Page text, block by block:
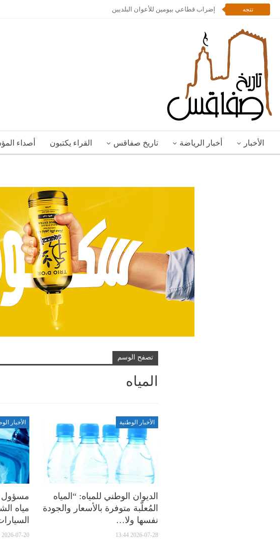
تتجه إضراب قطاعي بيومين للأعوان البلديين
الأخبار أخبار الرياضة تاريخ صفاقس القراء يكتبون أصداء
تصفح الوسم
المياه
الأخبار الوطنية
الديوان الوطني للمياه: “المياه
المُعلّبة متوفرة بالأسعار والجودة
نفسها ولا…
2026-07-28 13:44
الأخبار
مسؤول
مياه
2026-07-20 12:10